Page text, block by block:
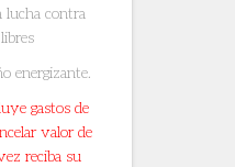
lucha contra
energizante.
gastos de
valor de
reciba su